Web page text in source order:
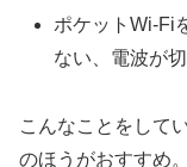
ポケットWi-Fi
ない、電波が
こんなことをして
のほうがおすすめ。